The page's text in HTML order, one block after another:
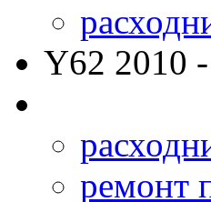
Y62 2010
ремонт